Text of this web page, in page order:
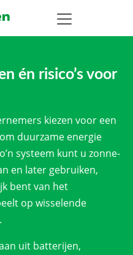
én risico’s voor
kiezen voor een
duurzame energie
systeem kunt u zonne-
en later gebruiken,
bent van het
op wisselende
uit batterijen,